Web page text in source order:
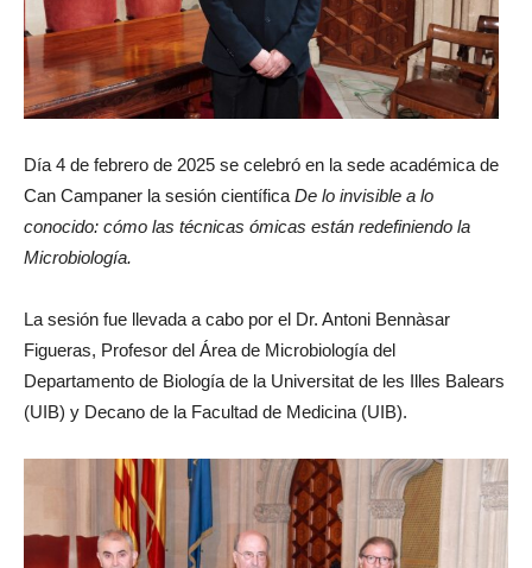
Día 4 de febrero de 2025 se celebró en la sede académica de
Can Campaner la sesión científica De lo invisible a lo
conocido: cómo las técnicas ómicas están redefiniendo la
Microbiología.
La sesión fue llevada a cabo por el Dr. Antoni Bennàsar
Figueras, Profesor del Área de Microbiología del
Departamento de Biología de la Universitat de les Illes Balears
(UIB) y Decano de la Facultad de Medicina (UIB).